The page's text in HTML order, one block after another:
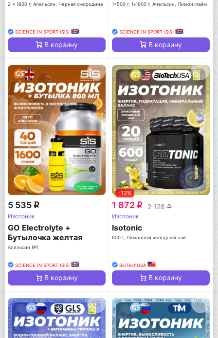
2 x 1600 г, Апельсин, Черная смородина
SCIENCE IN SPORT (SiS)
В корзину
1x500 г, 1x1600 г, Апельсин, Лимон-лайм
SCIENCE IN SPORT (SiS)
В корзину
5 535 q
Изотоник
GO Electrolyte +
Бутылочка желтая
Апельсин №1
SCIENCE IN SPORT (SiS)
В корзину
-12%
1 872 q 2 128q
Изотоник
Isotonic
600 г, Лимонный холодный чай
BioTechUSA
В корзину